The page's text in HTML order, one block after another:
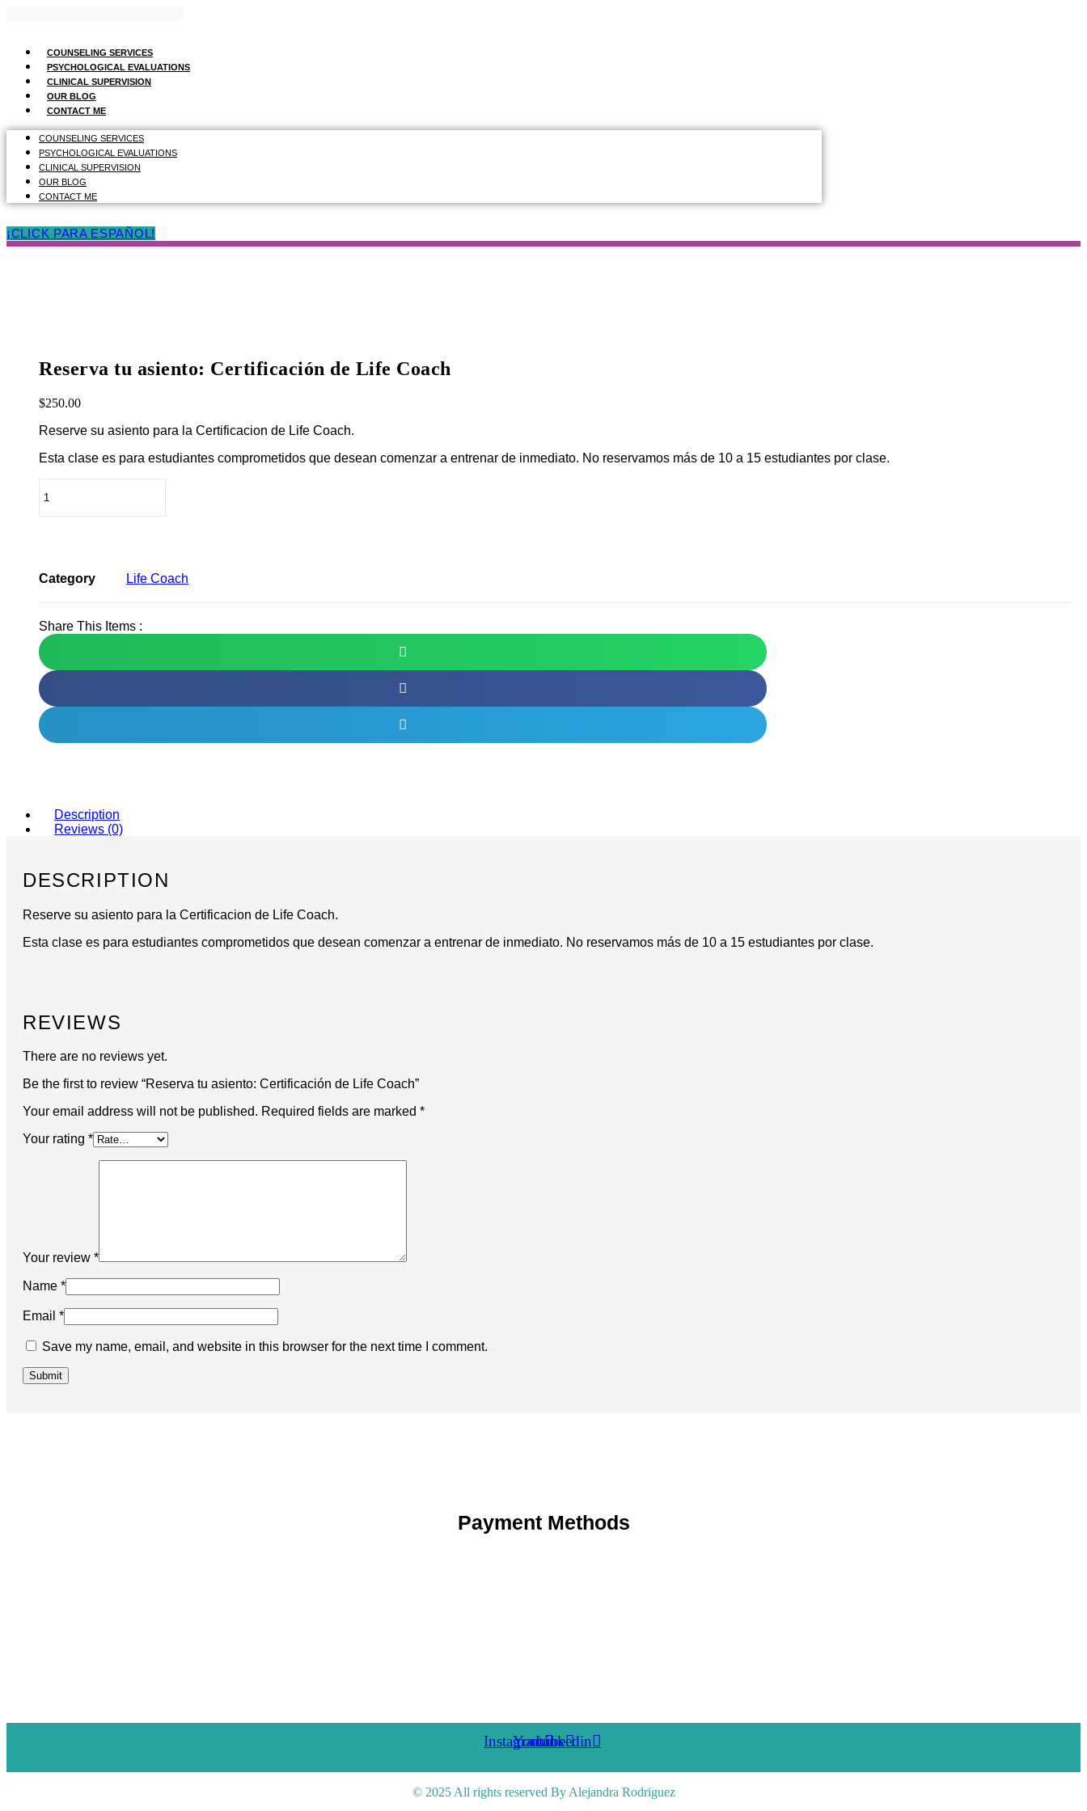
COUNSELING SERVICES
PSYCHOLOGICAL EVALUATIONS
CLINICAL SUPERVISION
OUR BLOG
CONTACT ME
COUNSELING SERVICES
PSYCHOLOGICAL EVALUATIONS
CLINICAL SUPERVISION
OUR BLOG
CONTACT ME
¡CLICK PARA ESPAÑOL!
Reserva tu asiento: Certificación de Life Coach
$250.00
Reserve su asiento para la Certificacion de Life Coach.
Esta clase es para estudiantes comprometidos que desean comenzar a entrenar de inmediato. No reservamos más de 10 a 15 estudiantes por clase.
tu
Coach
quantity
Category Life Coach
Share This Items :
Description
Reviews (0)
DESCRIPTION
Reserve su asiento para la Certificacion de Life Coach.
Esta clase es para estudiantes comprometidos que desean comenzar a entrenar de inmediato. No reservamos más de 10 a 15 estudiantes por clase.
REVIEWS
There are no reviews yet.
Be the first to review “Reserva tu asiento: Certificación de Life Coach”
Your email address will not be published. Required fields are marked *
Your rating *
Your review *
Name *
Email *
Save my name, email, and website in this browser for the next time I comment.
Payment Methods
Instagram
Youtube
Linkedin
© 2025 All rights reserved By Alejandra Rodriguez